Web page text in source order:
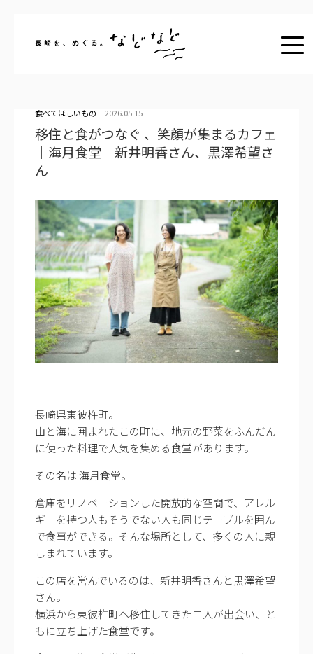
長崎を、めぐる。
食べてほしいもの 2026.05.15
移住と食がつなぐ 、笑顔が集まるカフェ
｜海月食堂 新井明香さん、黒澤希望さ
ん
長崎県東彼杵町。
山と海に囲まれたこの町に、地元の野菜をふんだん
に使った料理で人気を集める食堂があります。
その名は 海月食堂。
倉庫をリノベーションした開放的な空間で、アレル
ギーを持つ人もそうでない人も同じテーブルを囲ん
で食事ができる。そんな場所として、多くの人に親
しまれています。
この店を営んでいるのは、新井明香さんと黒澤希望
さん。
横浜から東彼杵町へ移住してきた二人が出会い、と
もに立ち上げた食堂です。